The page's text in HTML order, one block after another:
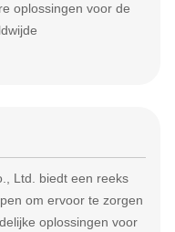
oplossingen voor de
Ltd. biedt een reeks
om ervoor te zorgen
oplossingen voor